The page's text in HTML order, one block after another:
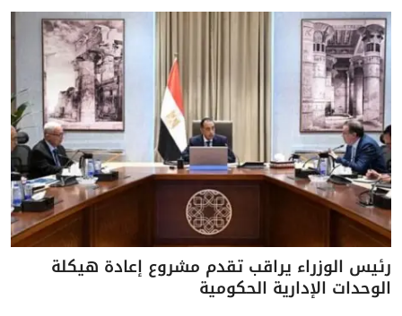
رئيس الوزراء يراقب تقدم مشروع إعادة هيكلة
الوحدات الإدارية الحكومية